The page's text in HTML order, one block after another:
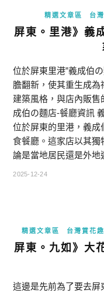
精選文章區 台
屏東。里港》義
位於屏東里港”義成伯
膽翻新，使其重生成
建築風格，與店內販
成伯の麵店-餐廳資訊
位於屏東的里港，義
食餐廳。這家店以其
論是當地居民還是外
2025-12-24
精選文章區 台灣賞花
屏東。九如》大
這邊是先前為了要去